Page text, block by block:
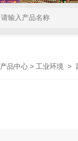
产品中心 > 工业环境 >